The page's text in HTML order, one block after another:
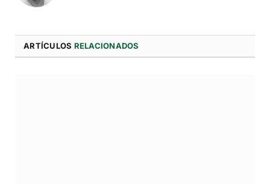
ARTÍCULOS RELACIONADOS